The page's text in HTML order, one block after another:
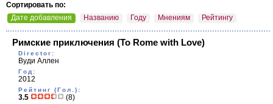
Сортировать по:
Дате добавления
Названию Году Мнениям Рейтингу
Римские приключения (To Rome with Love)
Director:
Вуди Аллен
Год:
2012
Рейтинг (Гол.):
3.5 (8)